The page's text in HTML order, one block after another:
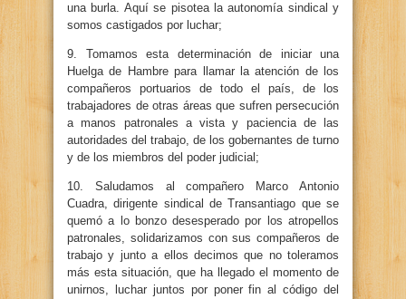
una burla. Aquí se pisotea la autonomía sindical y
somos castigados por luchar;
9. Tomamos esta determinación de iniciar una
Huelga de Hambre para llamar la atención de los
compañeros portuarios de todo el país, de los
trabajadores de otras áreas que sufren persecución
a manos patronales a vista y paciencia de las
autoridades del trabajo, de los gobernantes de turno
y de los miembros del poder judicial;
10. Saludamos al compañero Marco Antonio
Cuadra, dirigente sindical de Transantiago que se
quemó a lo bonzo desesperado por los atropellos
patronales, solidarizamos con sus compañeros de
trabajo y junto a ellos decimos que no toleramos
más esta situación, que ha llegado el momento de
unirnos, luchar juntos por poner fin al código del